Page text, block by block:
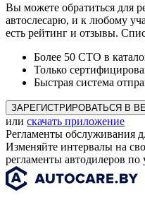
Вы можете обратиться для
автослесарю, и к любому
есть рейтинг и отзывы.
Более 50 СТО в
Только
Быстрая система
ЗАРЕГИСТРИРОВАТЬСЯ В
или скачать приложение
Регламенты обслуживания
Изменяйте интервалы на
регламенты автодилеров